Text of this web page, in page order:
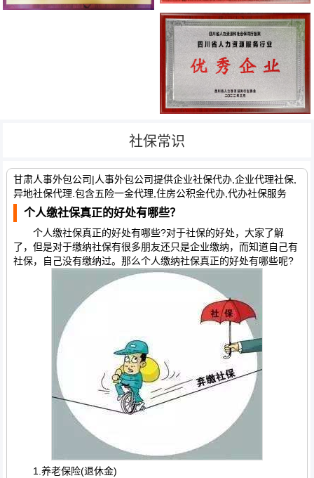
社保常识
甘肃人事外包公司|人事外包公司提供企业社保代办,企业代理社保,
异地社保代理.包含五险一金代理,住房公积金代办,代办社保服务
个人缴社保真正的好处有哪些？
个人缴社保真正的好处有哪些?对于社保的好处，大家了解
了，但是对于缴纳社保有很多朋友还只是企业缴纳，而知道自己有
社保，自己没有缴纳过。那么个人缴纳社保真正的好处有哪些呢?
1.养老保险(退休金)